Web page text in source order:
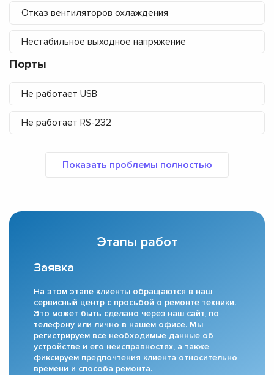
Отказ вентиляторов охлаждения
Нестабильное выходное напряжение
Порты
Не работает USB
Не работает RS-232
Этапы работ
Заявка
На этом этапе клиенты обращаются в наш
сервисный центр с просьбой о ремонте техники.
Это может быть сделано через наш сайт, по
телефону или лично в нашем офисе. Мы
регистрируем все необходимые данные об
устройстве и его неисправностях, а также
фиксируем предпочтения клиента относительно
времени и способа ремонта.